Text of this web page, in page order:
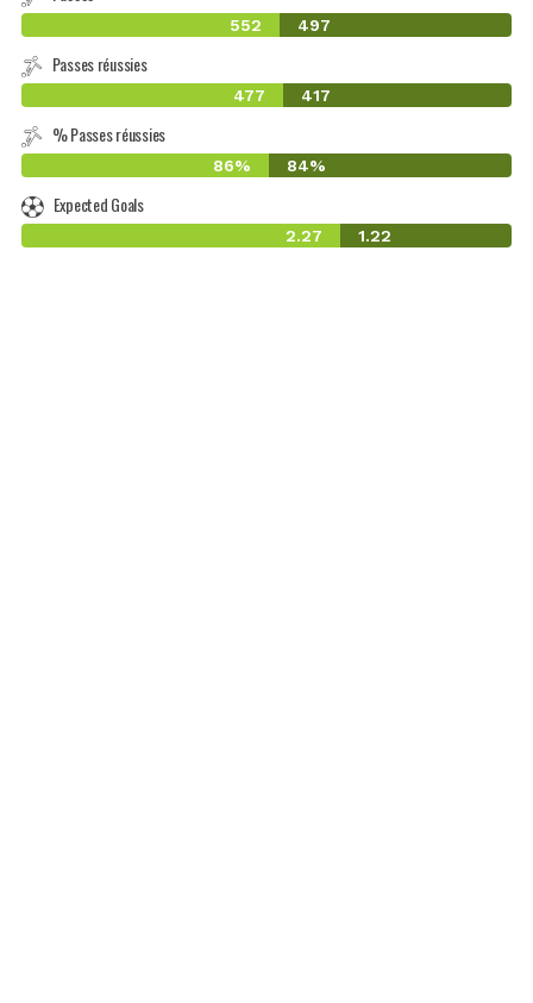
552 497
Passes réussies
477 417
% Passes réussies
86% 84%
Expected Goals
2.27 1.22